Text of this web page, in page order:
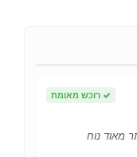
✓ רוכש מאומת
מאוד נוח